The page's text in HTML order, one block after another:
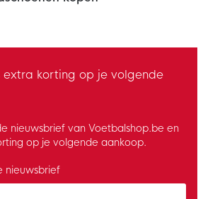
extra korting op je volgende
nieuwsbrief van Voetbalshop.be en
op je volgende aankoop.
accept the privacy policy to subscribe to
nieuwsbrief